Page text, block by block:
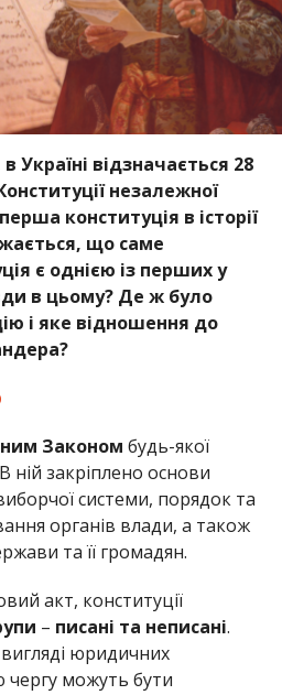
Україні відзначається 28
незалежної
конституція в історії
що саме
є однією із перших у
в цьому? Де ж було
і яке відношення до
Законом будь-якої
ній закріплено основи
системи, порядок та
органів влади, а також
та її громадян.
акт, конституції
– писані та неписані.
юридичних
чергу можуть бути